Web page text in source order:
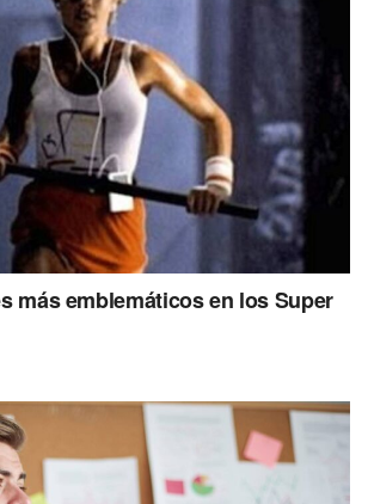
más emblemáticos en los Super